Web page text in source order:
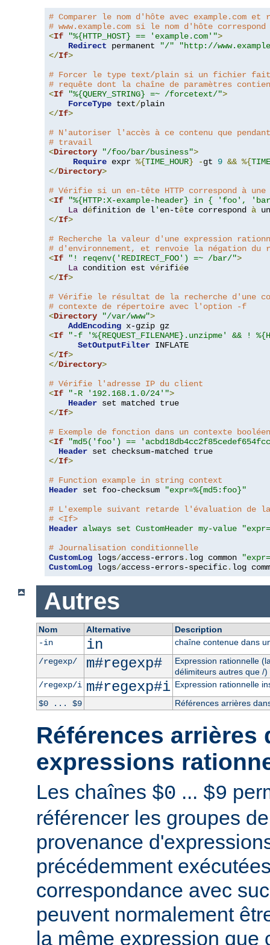
# Comparer le nom d'hôte avec example.com
# www.example.com si le nom d'hôte correspond
<If "%{HTTP_HOST} == 'example.com'">
Redirect permanent "/"
"http://
</If>
# Forcer le type text/plain si un fichier
# requête dont la chaîne de paramètres
<If "%{QUERY_STRING} =~ /forcetext/">
ForceType text/
</If>
# N'autoriser l'accès à ce contenu que
# travail
<Directory "/foo/bar/business">
Require expr %{TIME_HOUR} -gt 9 && %{
</Directory>
# Vérifie si un en-tête HTTP correspond à
<If
"%{HTTP:X-example-header} in { 'foo',
La définition de l' en-tête correspond à
</If>
# Recherche la valeur d'une expression
# d'environnement, et renvoie la négation du
<If "! reqenv('REDIRECT_FOO') =~ /bar/">
La condition est vérifié
</If>
# Vérifie le résultat de la recherche d'une
# contexte de répertoire avec l'option -f
<Directory "/var/www">
AddEncoding
<If
"-f '%{REQUEST_FILENAME}.unzipme' && !
SetOutputFilter
</If>
</Directory>
# Vérifie l'adresse IP du client
<If "-R '192.168.1.0/24'">
Header
</If>
# Exemple de fonction dans un contexte booléen
<If
"md5('foo') ==
Header
</If>
# Function example in string context
Header set foo-checksum
"expr=%{md5:foo}"
# L'exemple suivant retarde l'évaluation de
# <If>
Header always set CustomHeader my-value
# Journalisation conditionnelle
CustomLog logs/access-errors. log common
CustomLog logs/access-errors-specific. log
Autres
Nom Alternative
Description
-in
in
chaîne contenue dans
/regexp/
m#regexp#
Expression rationnelle
délimiteurs autres que /)
/regexp/i m#regexp#i Expression rationnelle
$0 ... $9
Références arrières
Références arrières
expressions
Les chaînes $0 ... $9
référencer les groupes
provenance
précédemment
correspondance avec
peuvent normalement
la même expression que